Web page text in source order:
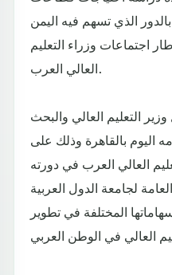
الذي تسهم فيه اليمن
اجتماعات وزراء التعليم
العالي العرب.
التعليم العالي والبحث
اليوم بالقاهرة وذلك على
العالي العرب في دورته
العامة لجامعة الدول العربية
المختلفة في تطوير